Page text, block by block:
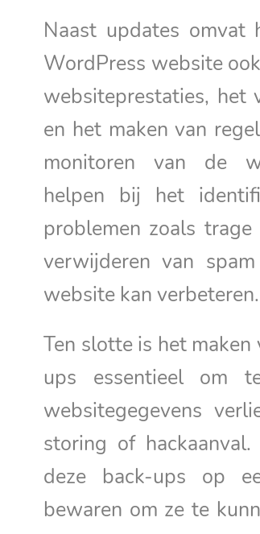
Naast updates omvat
WordPress website
websiteprestaties, het
en het maken van
monitoren van de
helpen bij het
problemen zoals
verwijderen van
website kan verbeteren.
Ten slotte is het
ups essentieel om
websitegegevens
storing of
deze back-ups op
bewaren om ze te